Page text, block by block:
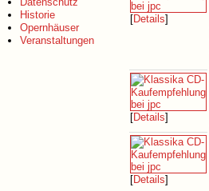
Historie
Opernhäuser
Veranstaltungen
[Details]
[Details]
[Details]